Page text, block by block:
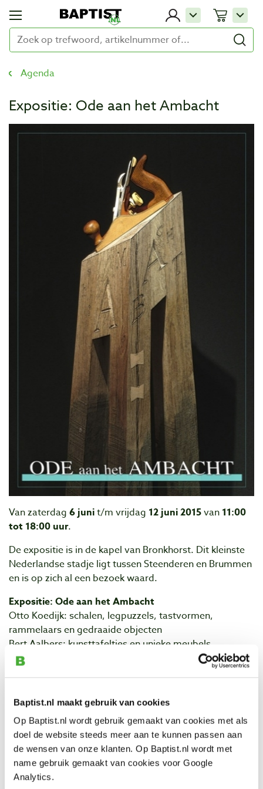
Baptist.nl maakt gebruik van cookies
Op Baptist.nl wordt gebruik gemaakt van cookies met als
doel de website steeds meer aan te kunnen passen aan
de wensen van onze klanten. Op Baptist.nl wordt met
name gebruik gemaakt van cookies voor Google
Analytics.
Agenda
Expositie: Ode aan het Ambacht
Van zaterdag 6 junit/m vrijdag 12 juni 2015van 11:00
tot 18:00 uur.
De expositie is in de kapel van Bronkhorst. Dit kleinste
Nederlandse stadje ligt tussen Steenderen en Brummen
en is op zich al een bezoek waard.
Expositie: Ode aan het Ambacht
Otto Koedijk: schalen, legpuzzels, tastvormen,
rammelaars en gedraaide objecten
Bert Aalbers: kunsttafeltjes en unieke meubels.
Kom en geniet van deze Ode aan het Ambacht met ons
inlands hout.
U bent allemaal van harte welkom!
Kapel van Bronkhorst
Kapelstraat 2
7226 LL Bronkhorst
Contact